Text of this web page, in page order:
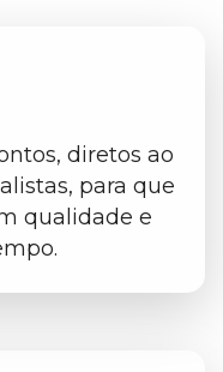
diretos ao
para que
qualidade e